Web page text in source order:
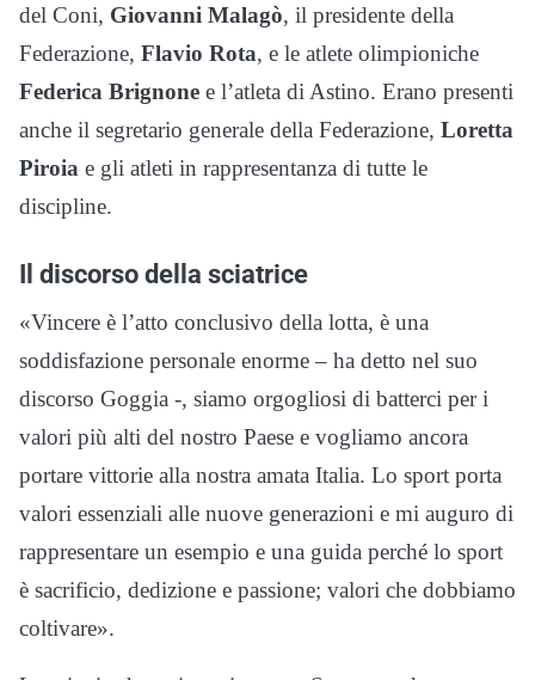
del Coni, Giovanni Malagò, il presidente della
Federazione, Flavio Rota, e le atlete olimpioniche
Federica Brignone e l’atleta di Astino. Erano presenti
anche il segretario generale della Federazione, Loretta
Piroia e gli atleti in rappresentanza di tutte le
discipline.
Il discorso della sciatrice
«Vincere è l’atto conclusivo della lotta, è una
soddisfazione personale enorme – ha detto nel suo
discorso Goggia -, siamo orgogliosi di batterci per i
valori più alti del nostro Paese e vogliamo ancora
portare vittorie alla nostra amata Italia. Lo sport porta
valori essenziali alle nuove generazioni e mi auguro di
rappresentare un esempio e una guida perché lo sport
è sacrificio, dedizione e passione; valori che dobbiamo
coltivare».